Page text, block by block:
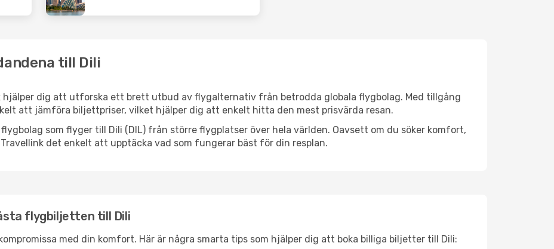
till Dili
hjälper dig att utforska ett brett utbud av flygalternativ från betrodda globala flygbolag. Med tillgång
att jämföra biljettpriser, vilket hjälper dig att enkelt hitta den mest prisvärda resan.
som flyger till Dili (DIL) från större flygplatser över hela världen. Oavsett om du söker komfort,
det enkelt att upptäcka vad som fungerar bäst för din resplan.
flygbiljetten till Dili
med din komfort. Här är några smarta tips som hjälper dig att boka billiga biljetter till Dili: